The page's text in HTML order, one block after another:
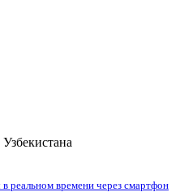
реальном времени через смартфон